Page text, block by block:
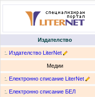
Издателство
:. Издателство LiterNet
Медии
:. Електронно списание LiterNet
:. Електронно списание БЕЛ